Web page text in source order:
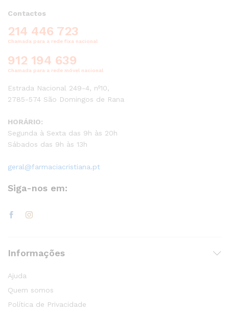
Contactos
214 446 723
Chamada para a rede fixa nacional
912 194 639
Chamada para a rede móvel nacional
Estrada Nacional 249-4, nº10,
2785-574 São Domingos de Rana
HORÁRIO:
Segunda à Sexta das 9h às 20h
Sábados das 9h às 13h
geral@farmaciacristiana.pt
Siga-nos em:
Informações
Ajuda
Quem somos
Política de Privacidade